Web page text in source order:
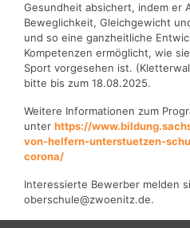
Gesundheit absichert, indem er
Beweglichkeit, Gleichgewicht
und so eine ganzheitliche
Kompetenzen ermöglicht, wie
Sport vorgesehen ist.
bitte bis zum 18.08.2025.
Weitere Informationen zum
unter https://
von-helfern-unterstuetzen-
corona/
Interessierte Bewerber melden
oberschule@zwoenitz.de.